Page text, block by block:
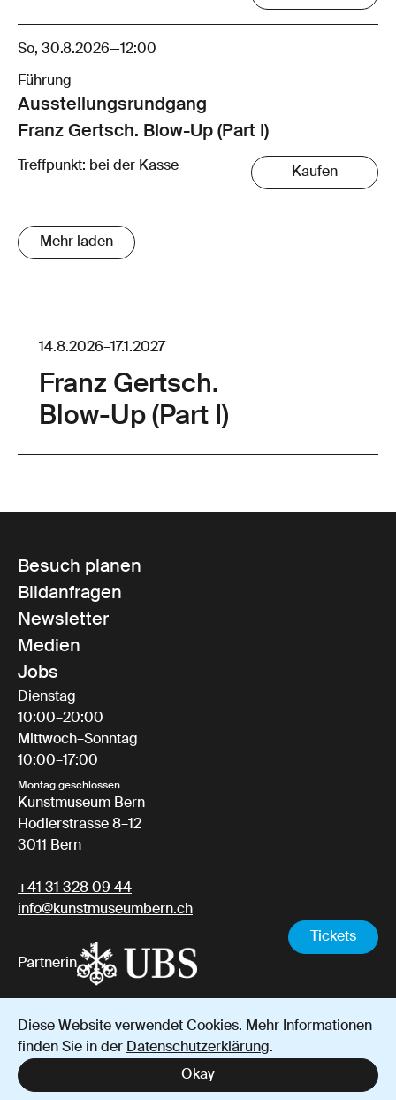
So, 30.8.2026—12:00
Führung
Ausstellungsrund­gang
Franz Gertsch. Blow-Up (Part I)
Treffpunkt: bei der Kasse Kaufen
Mehr laden
14.8.2026–17.1.2027
Franz Gertsch.
Blow-Up (Part I)
Tickets
Diese Website verwendet Cookies. Mehr Informationen
finden Sie in der Datenschutzerklärung.
Okay
Besuch planen
Bildanfragen
Newsletter
Medien
Jobs
Dienstag
10:00–20:00
Mittwoch–Sonntag
10:00–17:00
Montag geschlossen
Kunstmuseum Bern
Hodlerstrasse 8–12
3011 Bern
+41 31 328 09 44
info@kunstmuseumbern.ch
Partnerin
Instagram
YouTube
Facebook